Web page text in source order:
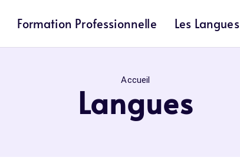
Formation Professionnelle Les Langues
Accueil
Langues